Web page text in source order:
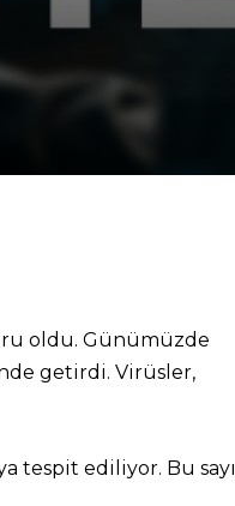
oldu. Günümüzde
getirdi. Virüsler,
tespit ediliyor. Bu sayı